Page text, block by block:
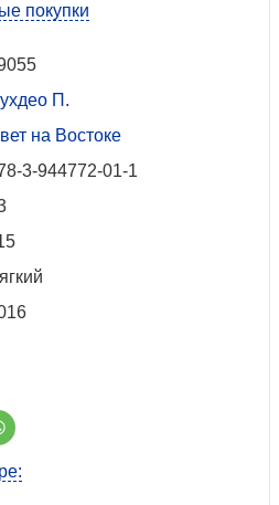
покупки
П.
на Востоке
3-944772-01-1